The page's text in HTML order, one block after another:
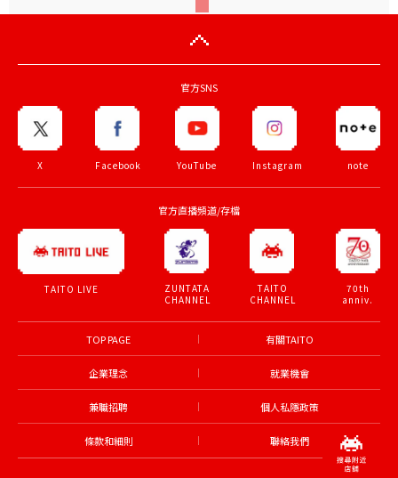
官方SNS
X Facebook YouTube Instagram note
官方直播頻道/存檔
TAITO LIVE
ZUNTATA
CHANNEL
TAITO
CHANNEL
70th
anniv.
TOP PAGE 有關TAITO
企業理念 就業機會
兼職招聘 個人私隱政策
條款和細則 聯絡我們